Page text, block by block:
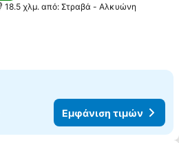
18.5 χλμ. από: Στραβά - Αλκυώνη
Εμφάνιση τιμών